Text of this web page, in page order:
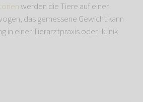
werden die Tiere auf einer
das gemessene Gewicht kann
in einer Tierarztpraxis oder -klinik